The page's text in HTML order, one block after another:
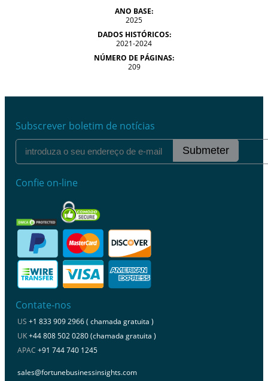
ANO BASE:
2025
DADOS HISTÓRICOS:
2021-2024
NÚMERO DE PÁGINAS:
209
Subscrever boletim de notícias
Submeter
Confie on-line
Contate-nos
US +1 833 909 2966 ( chamada gratuita )
UK+44 808 502 0280 (chamada gratuita )
APAC +91 744 740 1245
sales@fortunebusinessinsights.com